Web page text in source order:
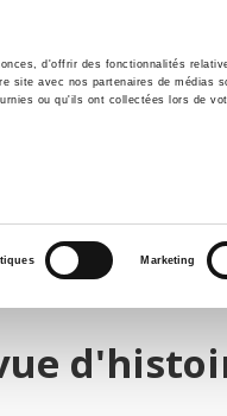
d'offrir des fonctionnalités
site avec nos partenaires de médias
ou qu'ils ont collectées lors de
Marketing
Histoire